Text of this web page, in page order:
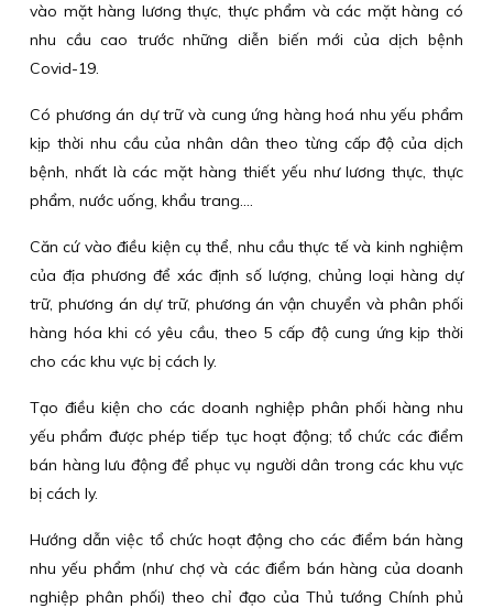
vào mặt hàng lương thực, thực phẩm và các mặt hàng có
nhu cầu cao trước những diễn biến mới của dịch bệnh
Covid-19.
Có phương án dự trữ và cung ứng hàng hoá nhu yếu phẩm
kịp thời nhu cầu của nhân dân theo từng cấp độ của dịch
bệnh, nhất là các mặt hàng thiết yếu như lương thực, thực
phẩm, nước uống, khẩu trang....
Căn cứ vào điều kiện cụ thể, nhu cầu thực tế và kinh nghiệm
của địa phương để xác định số lượng, chủng loại hàng dự
trữ, phương án dự trữ, phương án vận chuyển và phân phối
hàng hóa khi có yêu cầu, theo 5 cấp độ cung ứng kịp thời
cho các khu vực bị cách ly.
Tạo điều kiện cho các doanh nghiệp phân phối hàng nhu
yếu phẩm được phép tiếp tục hoạt động; tổ chức các điểm
bán hàng lưu động để phục vụ người dân trong các khu vực
bị cách ly.
Hướng dẫn việc tổ chức hoạt động cho các điểm bán hàng
nhu yếu phẩm (như chợ và các điểm bán hàng của doanh
nghiệp phân phối) theo chỉ đạo của Thủ tướng Chính phủ